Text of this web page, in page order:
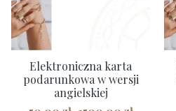
Elektroniczna karta
podarunkowa w wersji
angielskiej